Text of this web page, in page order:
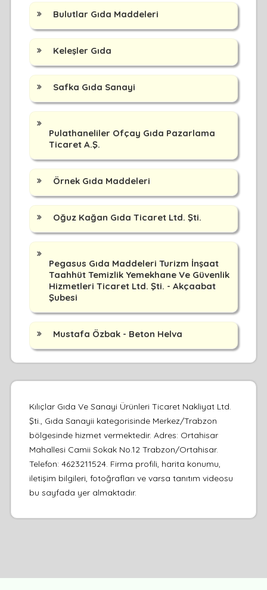
Bulutlar Gıda Maddeleri
Keleşler Gıda
Safka Gıda Sanayi
Pulathaneliler Ofçay Gıda Pazarlama
Ticaret A.Ş.
Örnek Gıda Maddeleri
Oğuz Kağan Gıda Ticaret Ltd. Şti.
Pegasus Gıda Maddeleri Turizm İnşaat
Taahhüt Temizlik Yemekhane Ve Güvenlik
Hizmetleri Ticaret Ltd. Şti. - Akçaabat
Şubesi
Mustafa Özbak - Beton Helva
Kılıçlar Gıda Ve Sanayi Ürünleri Ticaret Nakliyat Ltd.
Şti., Gıda Sanayii kategorisinde Merkez/Trabzon
bölgesinde hizmet vermektedir. Adres: Ortahisar
Mahallesi Camii Sokak No.12 Trabzon/Ortahisar.
Telefon: 4623211524. Firma profili, harita konumu,
iletişim bilgileri, fotoğrafları ve varsa tanıtım videosu
bu sayfada yer almaktadır.